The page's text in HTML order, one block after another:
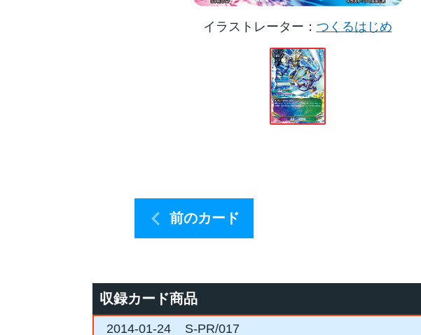
イラストレーター つくるはじめ
前のカード
収録カード商品
2014-01-24 S-PR/017